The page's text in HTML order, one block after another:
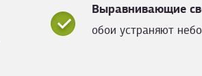
Выравнивающие
обои устраняют